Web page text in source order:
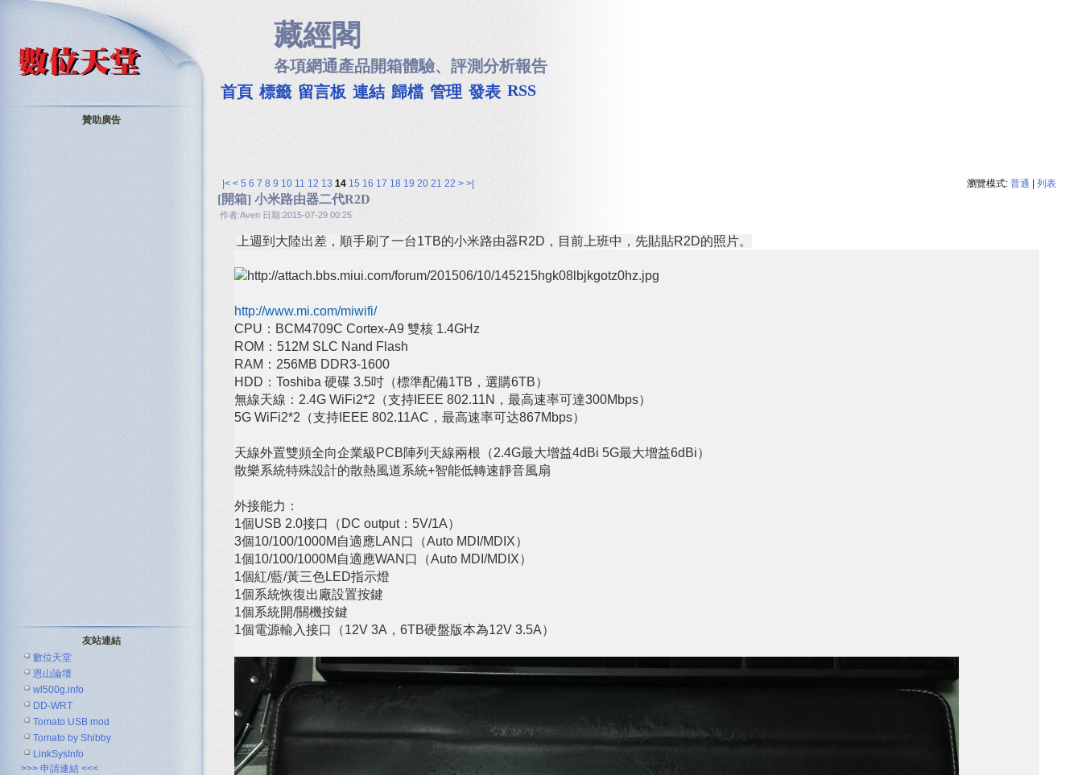
藏經閣
各項網通產品開箱體驗、評測分析報告
首頁 標籤 留言板 連結 歸檔 管理 發表 RSS
|< < 5 6 7 8 9 10 11 12 13 14 15 16 17 18 19 20 21 22 > >| 瀏覽模式: 普通 列表
[開箱] 小米路由器二代R2D
作者:Aven 日期:2015-07-29 00:25
上週到大陸出差，順手刷了一台1TB的小米路由器R2D，目前上班中，先貼貼R2D的照片。
http://www.mi.com/miwifi/
CPU：BCM4709C Cortex-A9 雙核 1.4GHz
ROM：512M SLC Nand Flash
RAM：256MB DDR3-1600
HDD：Toshiba 硬碟 3.5吋（標準配備1TB，選購6TB）
無線天線：2.4G WiFi2*2（支持IEEE 802.11N，最高速率可達300Mbps）
5G WiFi2*2（支持IEEE 802.11AC，最高速率可达867Mbps）
天線外置雙頻全向企業級PCB陣列天線兩根（2.4G最大增益4dBi 5G最大增益6dBi）
散樂系統特殊設計的散熱風道系統+智能低轉速靜音風扇
外接能力：
1個USB 2.0接口（DC output：5V/1A）
3個10/100/1000M自適應LAN口（Auto MDI/MDIX）
1個10/100/1000M自適應WAN口（Auto MDI/MDIX）
1個紅/藍/黃三色LED指示燈
1個系統恢復出廠設置按鍵
1個系統開/關機按鍵
1個電源輸入接口（12V 3A，6TB硬盤版本為12V 3.5A）
贊助廣告
友站連結
數位天堂
恩山論壇
wl500g.info
DD-WRT
Tomato USB mod
Tomato by Shibby
LinkSysInfo
>>> 申請連結 <<<